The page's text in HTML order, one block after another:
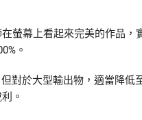
螢幕上看起來完美的作品，
。
對於大型輸出物，適當降低
。